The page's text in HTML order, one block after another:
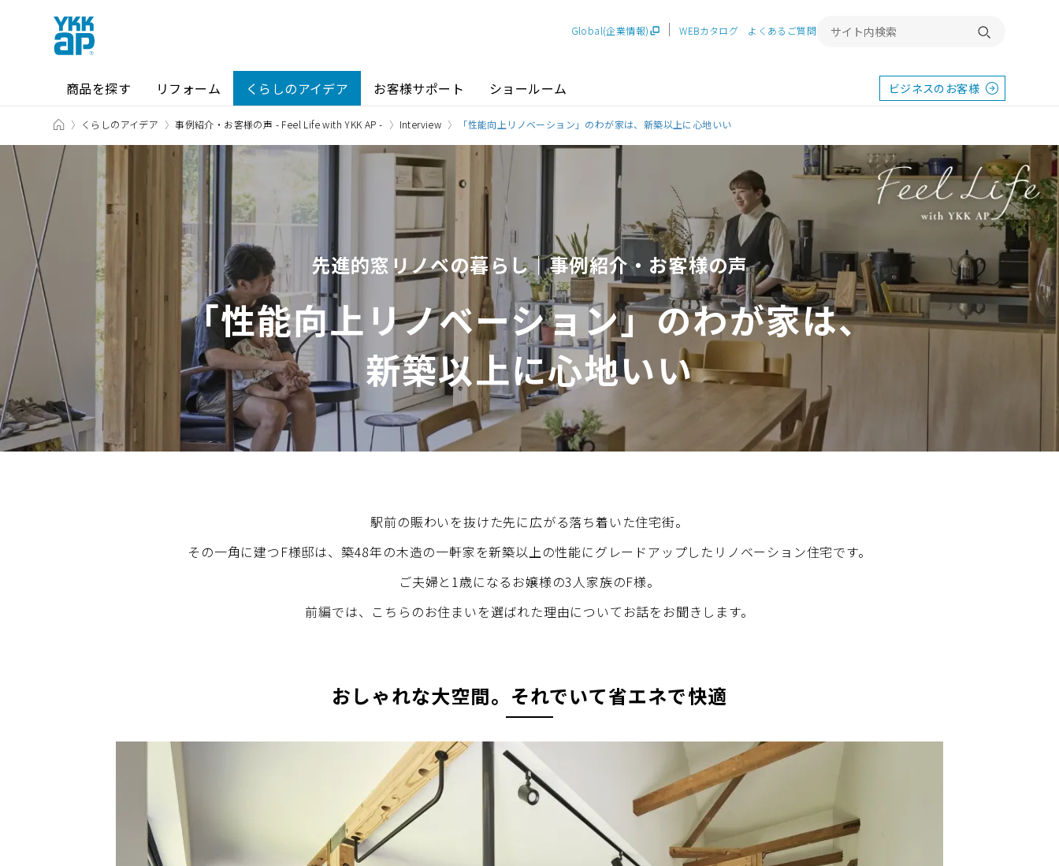
商品を探す
商品を探す TOP
カテゴリから探す
窓・サッシ / シャッター 玄関ドア / 引戸 インテリア建材 エクステリア
場所から探す 商品名から探す 施工例から探す
WEBカタログを見る 商品えらびのお手伝い
リフォーム くらしのアイデア お客様サポート ショールーム
ショールーム TOP
ショールーム・その他の展示場を探す ショールーム PR プレゼンテーションルーム
甲信越
SR PR
関東
新宿 SR 横浜 SR 群馬 PR
東海
静岡 SR
北陸
金沢 SR 富山 PR 福井 PR
近畿
大阪 SR
岡山 SR
四国
高松 SR 愛媛 PR
九州・沖縄
SR 鹿児島
ショールームご見学ガイド リフォームをショールームで体感
ビジネスのお客様
Global(企業情報) WEBカタログ よくあるご質問 検索する
TOP くらしのアイデア 事例紹介・お客様の声 - Feel Life with YKK AP - Interview 「性能向上リノベーション」のわが家は、新築以上に心地いい
先進的窓リノベの暮らし｜事例紹介・お客様の声
「性能向上リノベーション」のわが家は、
新築以上に心地いい
駅前の賑わいを抜けた先に広がる落ち着いた住宅街。
その一角に建つF様邸は、築48年の木造の一軒家を新築以上の性能にグレードアップしたリノベーション住宅です。
ご夫婦と1歳になるお嬢様の3人家族のF様。
前編では、こちらのお住まいを選ばれた理由についてお話をお聞きします。
おしゃれな大空間。 それでいて省エネで快適